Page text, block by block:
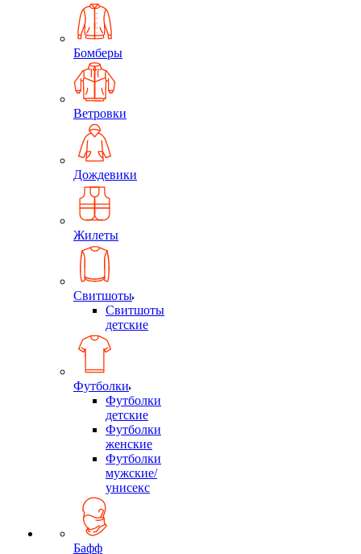
Бомберы
Ветровки
Дождевики
Жилеты
Свитшоты
Свитшоты
детские
Футболки
Футболки
детские
Футболки
женские
Футболки
мужские/
унисекс
Бафф